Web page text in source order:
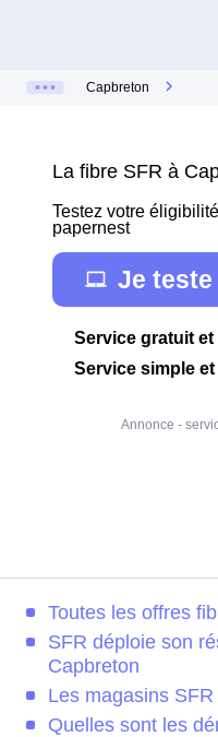
Capbreton
La fibre SFR à
Testez votre
papernest
Je teste
Service gratuit
Service simple
Annonce -
Toutes les offres
SFR déploie son
Capbreton
Les magasins
Quelles sont les